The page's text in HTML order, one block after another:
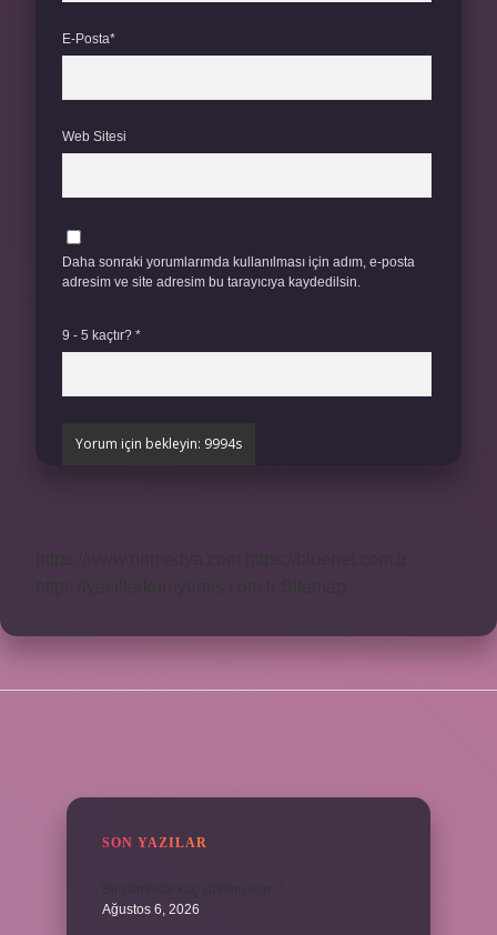
E-Posta*
Web Sitesi
Daha sonraki yorumlarımda kullanılması için adım, e-posta
adresim ve site adresim bu tarayıcıya kaydedilsin.
9 - 5 kaçtır? *
SON YAZILAR
Ağustos 6, 2026